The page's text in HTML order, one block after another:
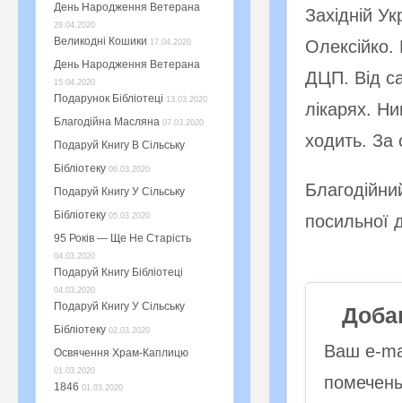
День Народження Ветерана
29.04.2020
Великодні Кошики 17.04.2020
День Народження Ветерана
15.04.2020
Подарунок Бібліотеці 13.03.2020
Благодійна Масляна 07.03.2020
Подаруй Книгу В Сільську
Бібліотеку 06.03.2020
Подаруй Книгу У Сільську
Бібліотеку 05.03.2020
95 Років — Ще Не Старість
04.03.2020
Подаруй Книгу Бібліотеці
04.03.2020
Подаруй Книгу У Сільську
Бібліотеку 02.03.2020
Освячення Храм-Каплицю
01.03.2020
1846 01.03.2020
Західній
Олексійко.
ДЦП. Від
лікарях.
ходить. За
посильної
Ваш e-